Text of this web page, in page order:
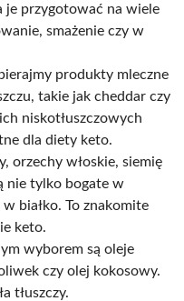
je przygotować na wiele
smażenie czy w
produkty mleczne
takie jak cheddar czy
niskotłuszczowych
dla diety keto.
orzechy włoskie, siemię
nie tylko bogate w
białko. To znakomite
keto.
wyborem są oleje
czy olej kokosowy.
tłuszczy.